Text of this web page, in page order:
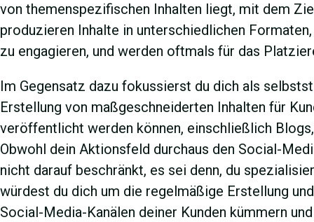
von themenspezifischen Inhalten liegt, mit dem
produzieren Inhalte in unterschiedlichen
zu engagieren, und werden oftmals für das
Im Gegensatz dazu fokussierst du dich als
Erstellung von maßgeschneiderten Inhalten für
veröffentlicht werden können, einschließlich
Obwohl dein Aktionsfeld durchaus den Social-
nicht darauf beschränkt, es sei denn, du
würdest du dich um die regelmäßige Erstellung
Social-Media-Kanälen deiner Kunden kümmern